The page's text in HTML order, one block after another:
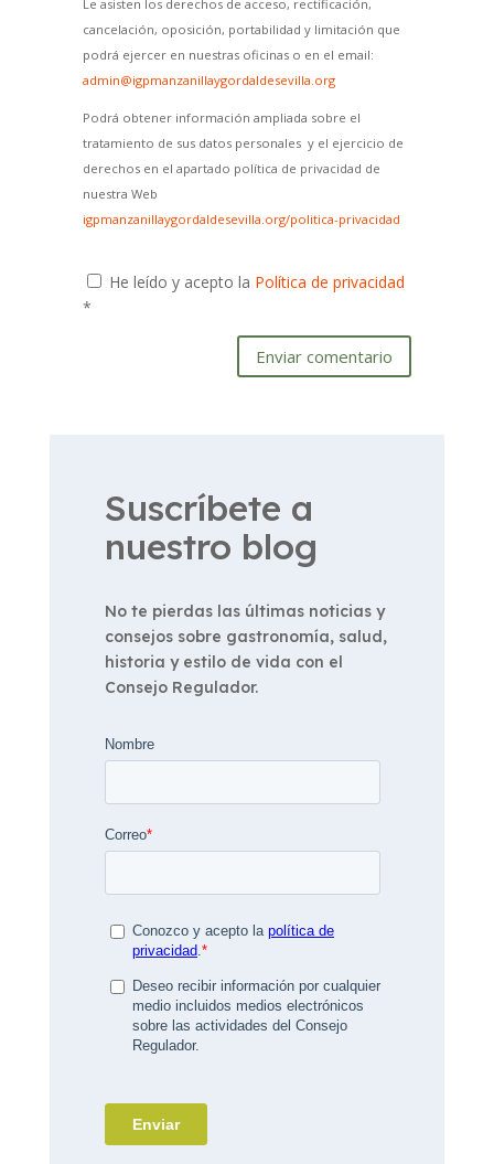
Le asisten los derechos de acceso, rectificación,
cancelación, oposición, portabilidad y limitación que
podrá ejercer en nuestras oficinas o en el email:
admin@igpmanzanillaygordaldesevilla.org
Podrá obtener información ampliada sobre el
tratamiento de sus datos personales y el ejercicio de
derechos en el apartado política de privacidad de
nuestra Web
igpmanzanillaygordaldesevilla.org/politica-privacidad
He leído y acepto la Política de privacidad
*
Enviar comentario
Suscríbete a
nuestro blog
No te pierdas las últimas noticias y
consejos sobre gastronomía, salud,
historia y estilo de vida con el
Consejo Regulador.